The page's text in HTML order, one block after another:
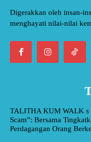
Digerakkan oleh insan-
menghayati nilai-nilai
TALITHA KUM WALK s
Scam”: Bersama
Perdagangan Orang